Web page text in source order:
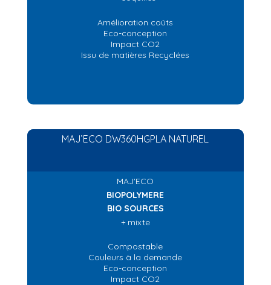
Amélioration coûts
Eco-conception
Impact CO2
Issu de matières Recyclées
MAJ’ECO DW360HGPLA NATUREL
MAJ'ECO
BIOPOLYMERE
BIO SOURCES
+ mixte
Compostable
Couleurs à la demande
Eco-conception
Impact CO2